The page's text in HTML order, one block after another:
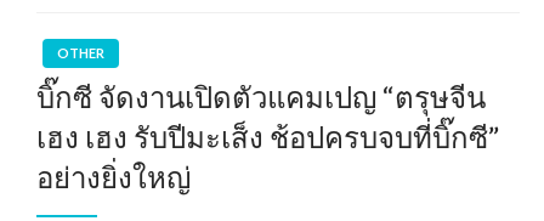
OTHER
บิ๊กซี จัดงานเปิดตัวแคมเปญ “ตรุษจีน
เฮง เฮง รับปีมะเส็ง ช้อปครบจบที่บิ๊กซี”
อย่างยิ่งใหญ่